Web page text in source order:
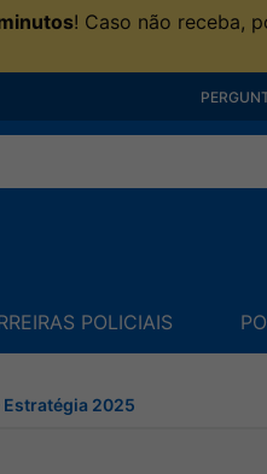
! Caso não receba,
POLICIAIS
Estratégia 2025